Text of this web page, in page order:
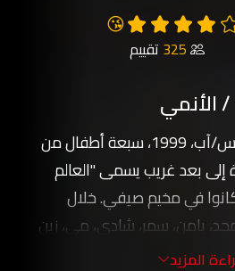
😘
325 تقييم
الأنمي
في الأول من أغسطس/آب، 1999، سبعة أطفال من
إلى بعد غريب يسمى "العالم
في مخيم صيفي. خلال
يامن، سمر، شادي، مي، زين
هبطوا في مكان تعيش عليه
المزيد